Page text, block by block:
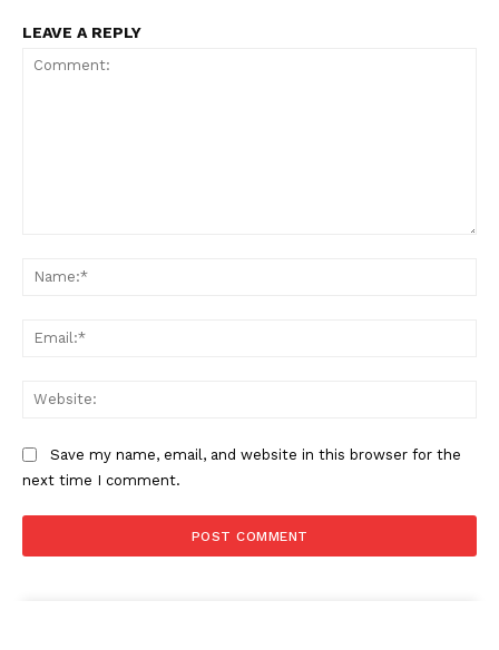
LEAVE A REPLY
Save my name, email, and website in this browser for the
next time I comment.